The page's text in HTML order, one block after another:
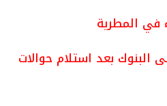
في المطرية
بعد استلام حوالات